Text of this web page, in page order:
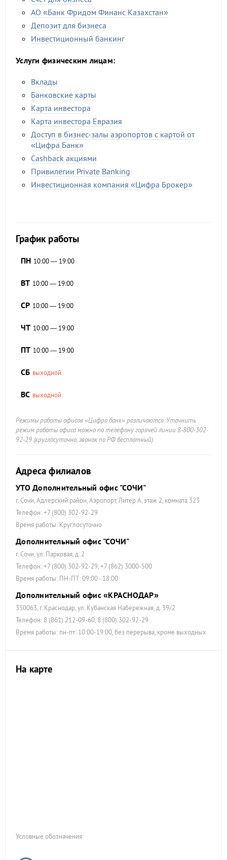
АО «Банк Фридом Финанс Казахстан»
Депозит для бизнеса
Инвестиционный банкинг
Услуги физическим лицам:
Вклады
Банковские карты
Карта инвестора
Карта инвестора Евразия
Доступ в бизнес-залы аэропортов с картой от
«Цифра Банк»
Cashback акциями
Привилегии Private Banking
Инвестиционная компания «Цифра Брокер»
График работы
ПН 10:00 — 19:00
ВТ 10:00 — 19:00
СР 10:00 — 19:00
ЧТ 10:00 — 19:00
ПТ 10:00 — 19:00
СБ выходной
ВС выходной
Режимы работы офисов «Цифра банк» различаются. Уточнить
режим работы офиса можно по телефону горячей линии 8-800-302-
92-29 (круглосуточно, звонок по РФ бесплатный).
Адреса филиалов
УТО Дополнительный офис "СОЧИ"
г. Сочи, Адлерский район, Аэропорт, Литер А, этаж 2, комната 323
Телефон: +7 (800) 302-92-29
Время работы: Круглосуточно
Дополнительный офис "СОЧИ"
г. Сочи, ул. Парковая, д. 2
Телефон: +7 (800) 302-92-29, +7 (862) 3000-500
Время работы: ПН-ПТ: 09:00 - 18:00
Дополнительный офис «КРАСНОДАР»
350063, г. Краснодар, ул. Кубанская Набережная, д. 39/2
Телефон: 8 (861) 212-09-60, 8 (800) 302-92-29
Время работы: пн-пт: 10:00-19:00, без перерыва, кроме выходных
На карте
Условные обозначения: